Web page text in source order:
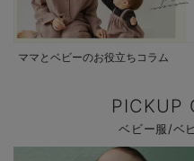
ママとベビーのお役立ちコラム
PICKUP
ベビー服/ベ